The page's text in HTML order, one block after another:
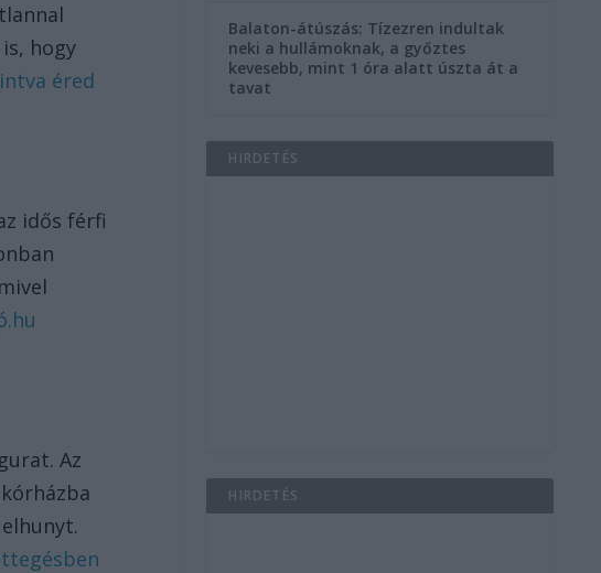
hogy
éred
idős férfi
Az
Balaton-átúszás: Tízezren indultak
neki a hullámoknak, a győztes
kevesebb, mint 1 óra alatt úszta át a
tavat
HIRDETÉS
HIRDETÉS